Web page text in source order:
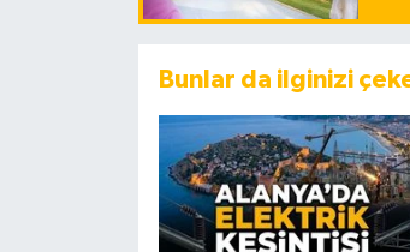
Bunlar da ilginizi